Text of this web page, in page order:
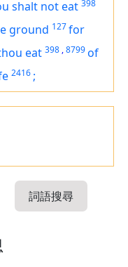
shalt not eat 398
ground 127for
eat 398 ,8799of
2416 ;
詞語搜尋